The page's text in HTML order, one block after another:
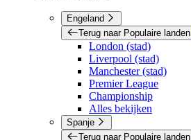
Engeland
Terug naar Populaire landen
London (stad)
Liverpool (stad)
Manchester (stad)
Premier League
Championship
Alles bekijken
Spanje
Terug naar Populaire landen